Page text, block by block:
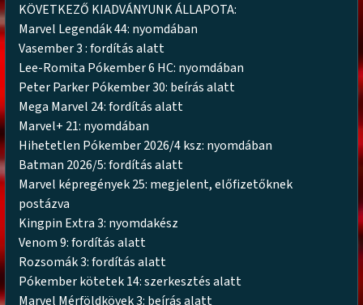
KÖVETKEZŐ KIADVÁNYUNK ÁLLAPOTA:
Marvel Legendák 44: nyomdában
Vasember 3 : fordítás alatt
Lee-Romita Pókember 6 HC: nyomdában
Peter Parker Pókember 30: beírás alatt
Mega Marvel 24: fordítás alatt
Marvel+ 21: nyomdában
Hihetetlen Pókember 2026/4 ksz: nyomdában
Batman 2026/5: fordítás alatt
Marvel képregények 25: megjelent, előfizetőknek
postázva
Kingpin Extra 3: nyomdakész
Venom 9: fordítás alatt
Rozsomák 3: fordítás alatt
Pókember kötetek 14: szerkesztés alatt
Marvel Mérföldkövek 3: beírás alatt